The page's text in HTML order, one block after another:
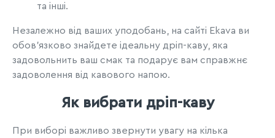
та інші.
Незалежно від ваших уподобань, на сайті Ekava ви
обов'язково знайдете ідеальну дріп-каву, яка
задовольнить ваш смак та подарує вам справжнє
задоволення від кавового напою.
Як вибрати дріп-каву
При виборі важливо звернути увагу на кілька